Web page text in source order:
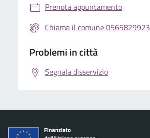
Prenota appuntamento
Chiama il comune 0565829923
Problemi in città
Segnala disservizio